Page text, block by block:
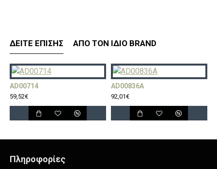
ΔΕΊΤΕ ΕΠΊΣΗΣ ΑΠΌ ΤΟΝ ΊΔΙΟ BRAND
AD00714
59,52€
AD00836A
92,01€
Πληροφορίες